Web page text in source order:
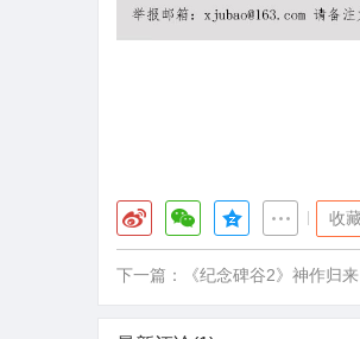
收藏
下一篇： 《纪念碑谷2》神作归